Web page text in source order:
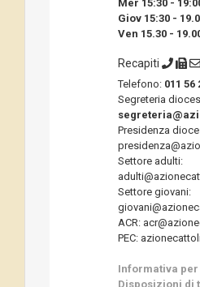
Mer 15:30 -
Giov 15:30 -
Ven 15.30 -
Recapiti
Telefono: 011 56
Segreteria
Presidenza
Settore adulti:
Settore giovani:
ACR:
PEC:
Informativa
Disposizioni di